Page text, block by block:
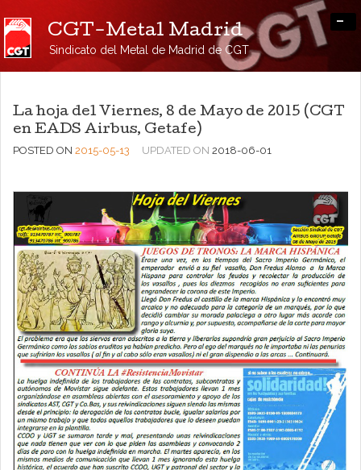
CGT-Metal Madrid
Sindicato del Metal de Madrid de CGT
-
La hoja del Viernes, 8 de Mayo de 2015 (CGT
en EADS Airbus, Getafe)
POSTED ON 2015-05-13 UPDATED ON 2018-06-01